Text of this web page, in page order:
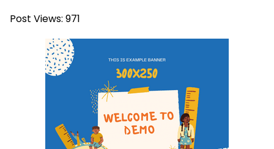
Post Views: 971